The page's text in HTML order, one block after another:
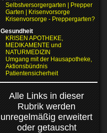
Selbstversorgergarten | Prepper
Garten | Krisenvorsorge
Krisenvorsorge - Preppergarten?
Gesundheit
KRISEN APOTHEKE,
MEDIKAMENTE und
NATURMEDIZIN
Umgang mit der Hausapotheke,
Aktionsbündnis
Patientensicherheit
Alle Links in dieser
Rubrik werden
unregelmäßig erweitert
oder getauscht